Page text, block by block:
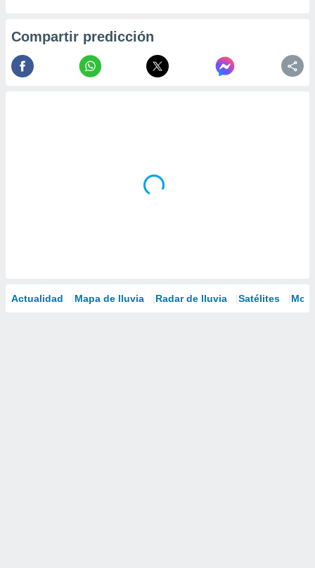
Compartir predicción
Actualidad Mapa de lluvia Radar de lluvia Satélites